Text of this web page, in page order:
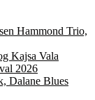
Hammond Trio,
Kajsa Vala
2026
Dalane Blues